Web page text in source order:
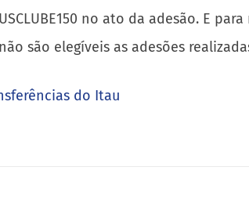
no ato da adesão. E
são elegíveis as adesões
do Itau